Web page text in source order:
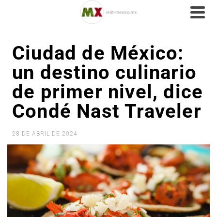
Ciudad de México:
un destino culinario
de primer nivel, dice
Condé Nast Traveler
28 DE ABRIL DE 2024